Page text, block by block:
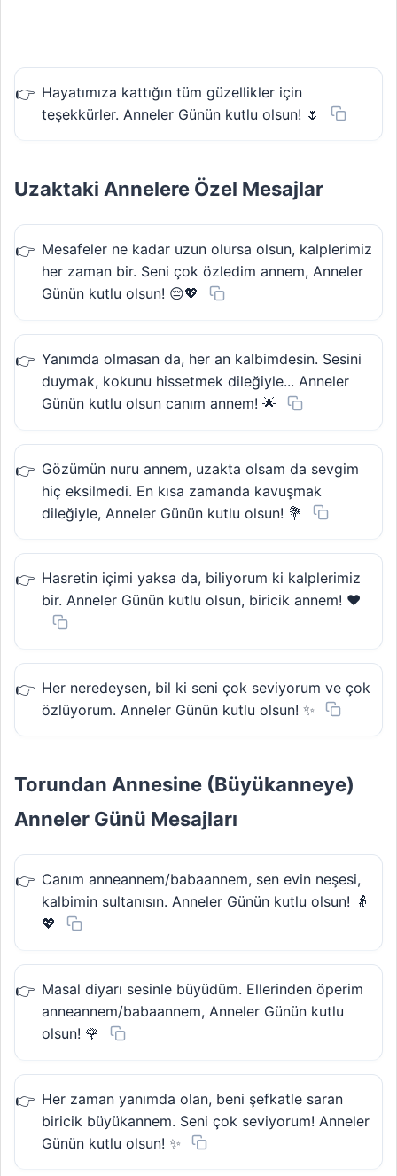
Hayatımıza kattığın tüm güzellikler için
teşekkürler. Anneler Günün kutlu olsun! 🌷
Uzaktaki Annelere Özel Mesajlar
Mesafeler ne kadar uzun olursa olsun, kalplerimiz
her zaman bir. Seni çok özledim annem, Anneler
Günün kutlu olsun! 😔💖
Yanımda olmasan da, her an kalbimdesin. Sesini
duymak, kokunu hissetmek dileğiyle... Anneler
Günün kutlu olsun canım annem! 🌟
Gözümün nuru annem, uzakta olsam da sevgim
hiç eksilmedi. En kısa zamanda kavuşmak
dileğiyle, Anneler Günün kutlu olsun! 💐
Hasretin içimi yaksa da, biliyorum ki kalplerimiz
bir. Anneler Günün kutlu olsun, biricik annem! ❤️
Her neredeysen, bil ki seni çok seviyorum ve çok
özlüyorum. Anneler Günün kutlu olsun! ✨
Torundan Annesine (Büyükanneye)
Anneler Günü Mesajları
Canım anneannem/babaannem, sen evin neşesi,
kalbimin sultanısın. Anneler Günün kutlu olsun! 👵
💖
Masal diyarı sesinle büyüdüm. Ellerinden öperim
anneannem/babaannem, Anneler Günün kutlu
olsun! 🌹
Her zaman yanımda olan, beni şefkatle saran
biricik büyükannem. Seni çok seviyorum! Anneler
Günün kutlu olsun! ✨